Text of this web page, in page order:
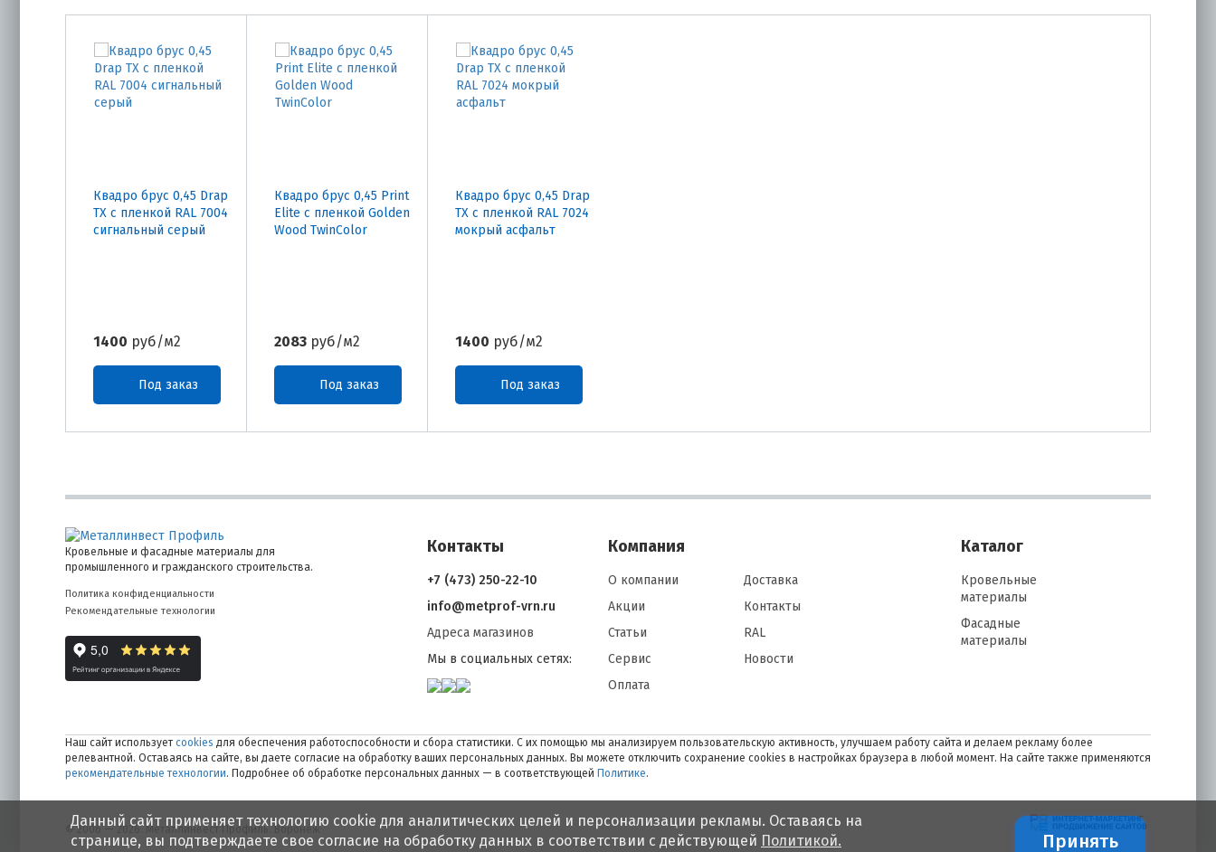
Квадро брус 0,45 Drap
TX с пленкой RAL 7004
сигнальный серый
1400 руб/м2
Под заказ
Квадро брус 0,45 Print
Elite с пленкой Golden
Wood TwinColor
2083 руб/м2
Под заказ
Квадро брус 0,45 Drap
TX с пленкой RAL 7024
мокрый асфальт
1400 руб/м2
Под заказ
Кровельные и фасадные материалы для
промышленного и гражданского строительства.
Политика конфиденциальности
Рекомендательные технологии
Контакты
+7 (473) 250-22-10
info@metprof-vrn.ru
Адреса магазинов
Мы в социальных сетях:
Компания
О компании
Акции
Статьи
Сервис
Оплата
Доставка
Контакты
RAL
Новости
Каталог
Кровельные
материалы
Фасадные
материалы
Наш сайт использует cookies для обеспечения работоспособности и сбора статистики. С их помощью мы анализируем пользовательскую активность, улучшаем работу сайта и делаем рекламу более
релевантной. Оставаясь на сайте, вы даете согласие на обработку ваших персональных данных. Вы можете отключить сохранение cookies в настройках браузера в любой момент. На сайте также применяются
рекомендательные технологии. Подробнее об обработке персональных данных — в соответствующей Политике.
© 2006 — 2026. Металлинвест Профиль. Воронеж
Данный сайт применяет технологию cookie для аналитических целей и персонализации рекламы. Оставаясь на
странице, вы подтверждаете свое согласие на обработку данных в соответствии с действующей Политикой. Принять